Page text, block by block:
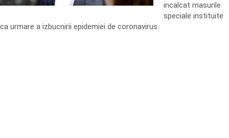
incalcat masurile
speciale instituite
ca urmare a izbucnirii epidemiei de coronavirus.